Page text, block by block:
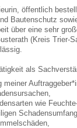
öffentlich
Bautenschutz
über eine sehr
(Kreis Trier-
als
meiner
wie